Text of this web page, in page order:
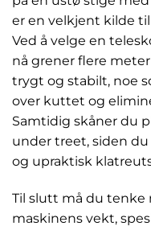
er en velkjent kilde
Ved å velge en
nå grener flere
trygt og stabilt, noe
over kuttet og
Samtidig skåner du
under treet, siden
og upraktisk
Til slutt må du tenke
maskinens vekt,